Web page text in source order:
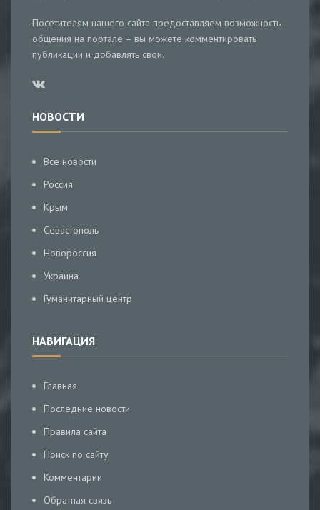
Посетителям нашего сайта предоставляем возможность
общения на портале – вы можете комментировать
публикации и добавлять свои.
НОВОСТИ
Все новости
Россия
Крым
Севастополь
Новороссия
Украина
Гуманитарный центр
НАВИГАЦИЯ
Главная
Последние новости
Правила сайта
Поиск по сайту
Комментарии
Обратная связь